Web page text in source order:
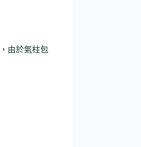
由於氣柱包